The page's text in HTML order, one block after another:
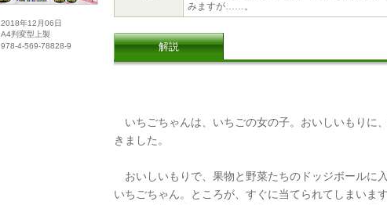
2018年12月06日
A4判変型上製
978-4-569-78828-9
みますが……。
解説
いちごちゃんは、いちごの女の子。おいしいもりに
きました。
おいしいもりで、果物と野菜たちのドッジボールに
いちごちゃん。ところが、すぐに当てられてしまいま